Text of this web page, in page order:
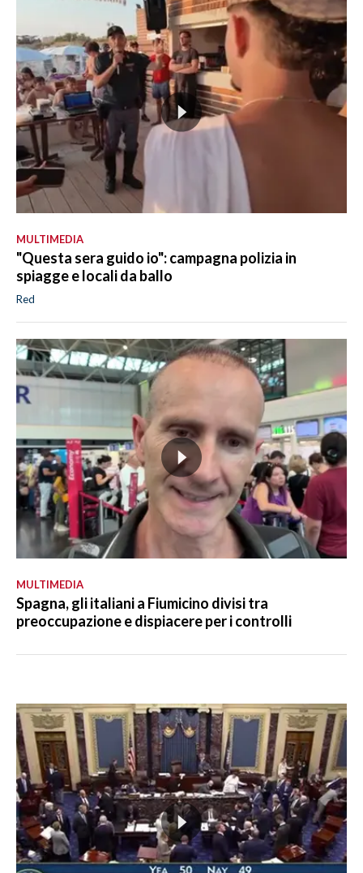
MULTIMEDIA
"Questa sera guido io": campagna polizia in
spiagge e locali da ballo
Red
MULTIMEDIA
Spagna, gli italiani a Fiumicino divisi tra
preoccupazione e dispiacere per i controlli